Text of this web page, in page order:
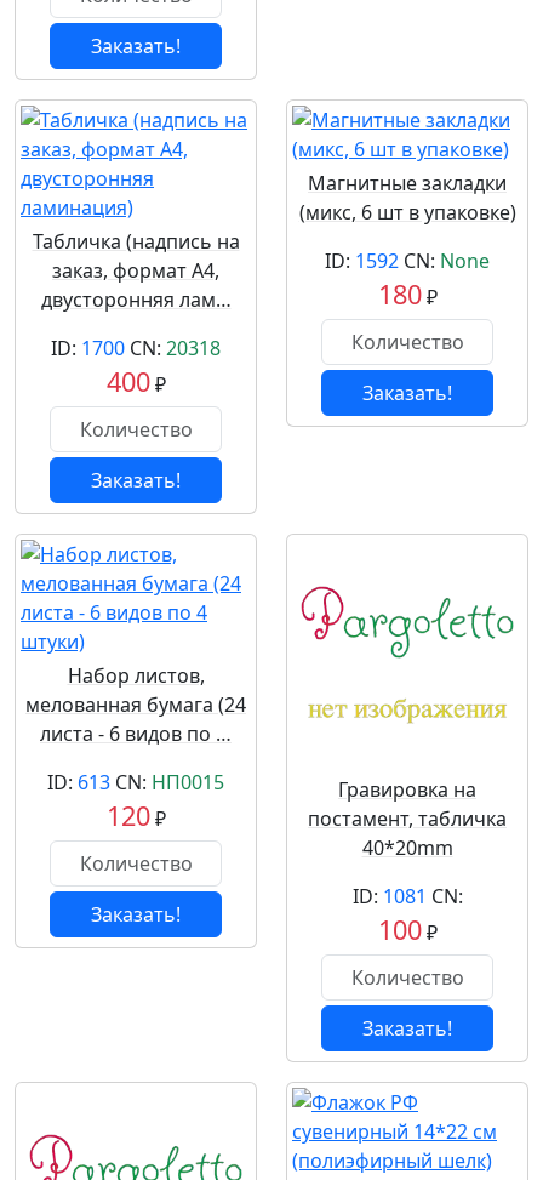
Заказать!
Табличка (надпись на
заказ, формат А4,
двусторонняя лам…
ID: 1700 CN: 20318
400₽
Заказать!
Магнитные закладки
(микс, 6 шт в упаковке)
ID: 1592 CN: None
180₽
Заказать!
Набор листов,
мелованная бумага (24
листа - 6 видов по …
ID: 613 CN: НП0015
120₽
Заказать!
Гравировка на
постамент, табличка
40*20mm
ID: 1081 CN:
100₽
Заказать!